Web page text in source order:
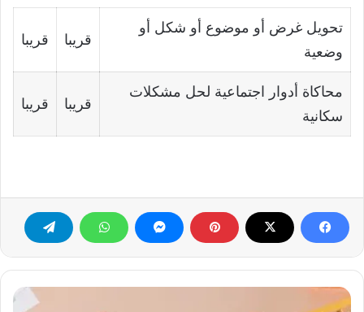
تحويل غرض أو موضوع أو شكل أو
وضعية
قريبا قريبا
محاكاة أدوار اجتماعية لحل مشكلات
سكانية
قريبا قريبا
الرياضيات